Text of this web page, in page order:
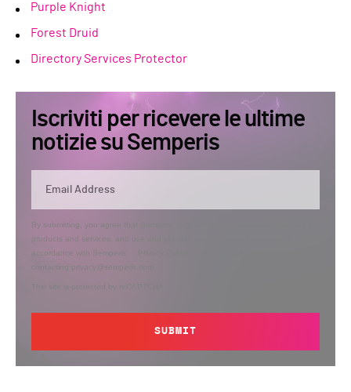
Purple Knight
Forest Druid
Directory Services Protector
Iscriviti per ricevere le ultime
notizie su Semperis
By submitting, you agree that Semperis may send you information regarding its
products and services, and use and process your personal information in
accordance with Semperis’
contacting privacy@semperis.com.
This site is protected by reCAPTCHA.
SUBMIT